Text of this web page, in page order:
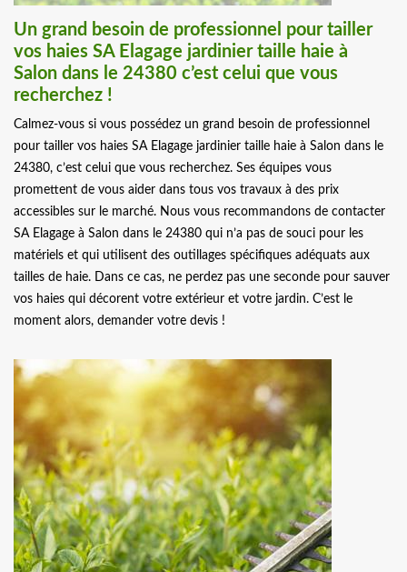
Un grand besoin de professionnel pour tailler
vos haies SA Elagage jardinier taille haie à
Salon dans le 24380 c’est celui que vous
recherchez !
Calmez-vous si vous possédez un grand besoin de professionnel
pour tailler vos haies SA Elagage jardinier taille haie à Salon dans le
24380, c’est celui que vous recherchez. Ses équipes vous
promettent de vous aider dans tous vos travaux à des prix
accessibles sur le marché. Nous vous recommandons de contacter
SA Elagage à Salon dans le 24380 qui n’a pas de souci pour les
matériels et qui utilisent des outillages spécifiques adéquats aux
tailles de haie. Dans ce cas, ne perdez pas une seconde pour sauver
vos haies qui décorent votre extérieur et votre jardin. C’est le
moment alors, demander votre devis !